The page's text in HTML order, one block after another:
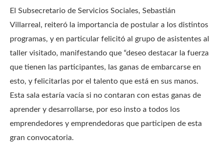
El Subsecretario de Servicios Sociales, Sebastián
Villarreal, reiteró la importancia de postular a los distintos
programas, y en particular felicitó al grupo de asistentes al
taller visitado, manifestando que “deseo destacar la fuerza
que tienen las participantes, las ganas de embarcarse en
esto, y felicitarlas por el talento que está en sus manos.
Esta sala estaría vacía si no contaran con estas ganas de
aprender y desarrollarse, por eso insto a todos los
emprendedores y emprendedoras que participen de esta
gran convocatoria.